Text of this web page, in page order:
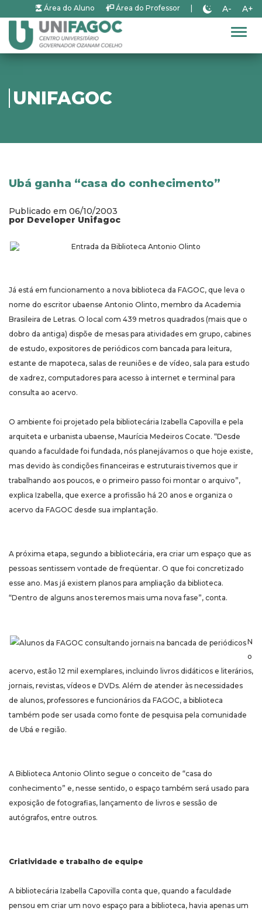
Área do Aluno Área do Professor A- A+
UNIFAGOC
Ubá ganha “casa do conhecimento”
Publicado em 06/10/2003
por Developer Unifagoc
Já está em funcionamento a nova biblioteca da FAGOC, que leva o
nome do escritor ubaense Antonio Olinto, membro da Academia
Brasileira de Letras. O local com 439 metros quadrados (mais que o
dobro da antiga) dispõe de mesas para atividades em grupo, cabines
de estudo, expositores de periódicos com bancada para leitura,
estante de mapoteca, salas de reuniões e de vídeo, sala para estudo
de xadrez, computadores para acesso à internet e terminal para
consulta ao acervo.
O ambiente foi projetado pela bibliotecária Izabella Capovilla e pela
arquiteta e urbanista ubaense, Maurícia Medeiros Cocate. “Desde
quando a faculdade foi fundada, nós planejávamos o que hoje existe,
mas devido às condições financeiras e estruturais tivemos que ir
trabalhando aos poucos, e o primeiro passo foi montar o arquivo”,
explica Izabella, que exerce a profissão há 20 anos e organiza o
acervo da FAGOC desde sua implantação.
A próxima etapa, segundo a bibliotecária, era criar um espaço que as
pessoas sentissem vontade de freqüentar. O que foi concretizado
esse ano. Mas já existem planos para ampliação da biblioteca.
“Dentro de alguns anos teremos mais uma nova fase”, conta.
N
o
acervo, estão 12 mil exemplares, incluindo livros didáticos e literários,
jornais, revistas, vídeos e DVDs. Além de atender às necessidades
de alunos, professores e funcionários da FAGOC, a biblioteca
também pode ser usada como fonte de pesquisa pela comunidade
de Ubá e região.
A Biblioteca Antonio Olinto segue o conceito de “casa do
conhecimento” e, nesse sentido, o espaço também será usado para
exposição de fotografias, lançamento de livros e sessão de
autógrafos, entre outros.
Criatividade e trabalho de equipe
A bibliotecária Izabella Capovilla conta que, quando a faculdade
pensou em criar um novo espaço para a biblioteca, havia apenas um